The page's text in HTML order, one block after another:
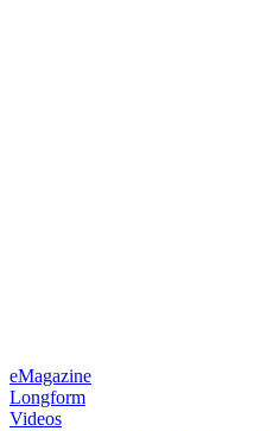
eMagazine
Longform
Videos